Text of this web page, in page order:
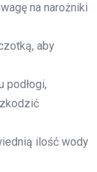
na narożniki
aby
podłogi,
ilość wody